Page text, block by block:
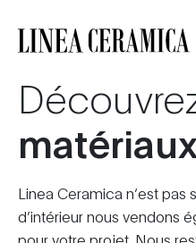
matériaux
Linea Ceramica n’est
d’intérieur nous vendons
pour votre projet. Nous